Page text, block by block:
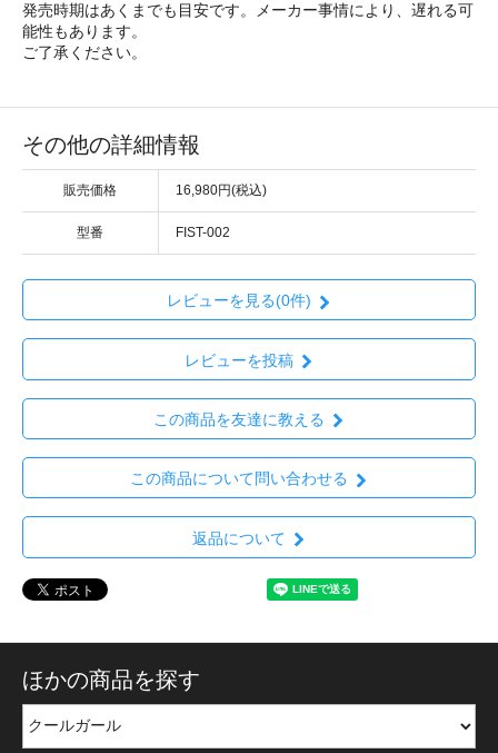
発売時期はあくまでも目安です。メーカー事情により、遅れる可
能性もあります。
ご了承ください。
その他の詳細情報
販売価格 16,980円(税込)
型番 FIST-002
レビューを見る(0件)
レビューを投稿
この商品を友達に教える
この商品について問い合わせる
返品について
ほかの商品を探す